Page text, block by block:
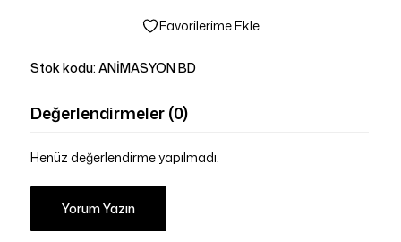
Favorilerime Ekle
Stok kodu: ANİMASYON BD
Değerlendirmeler (0)
Henüz değerlendirme yapılmadı.
Yorum Yazın